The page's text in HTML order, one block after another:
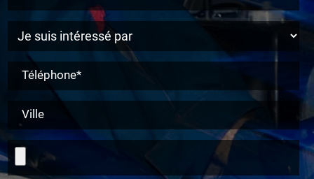
Téléphone*
Ville